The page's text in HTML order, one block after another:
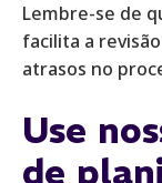
Lembre-se de
facilita a
atrasos no
Use
de